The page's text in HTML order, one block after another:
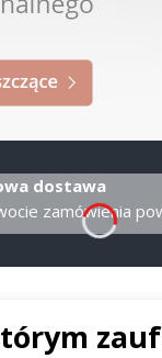
dostawa
zamówienia